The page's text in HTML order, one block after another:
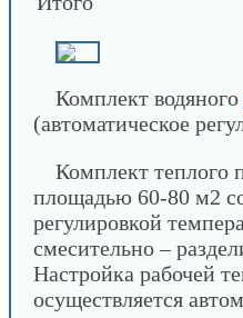
Комплект водяного
(автоматическое
Комплект теплого
площадью 60-80 м2
регулировкой
смесительно –
Настройка рабочей
осуществляется